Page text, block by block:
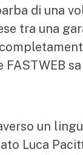
di una
tra una
un
Luca